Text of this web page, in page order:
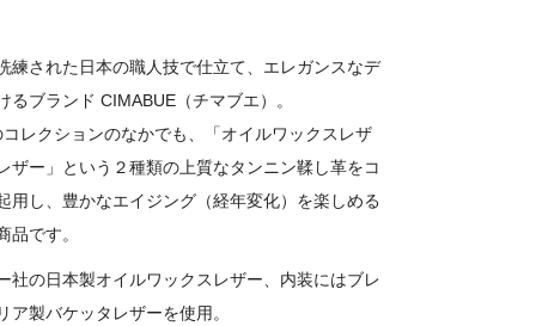
練された日本の職人技で仕立て、エレガンスなデ
るブランド CIMABUE（チマブエ）。
レクションのなかでも、「オイルワックスレザ
ザー」という２種類の上質なタンニン鞣し革をコ
用し、豊かなエイジング（経年変化）を楽しめる
品です。
社の日本製オイルワックスレザー、内装にはブレ
ア製バケッタレザーを使用。